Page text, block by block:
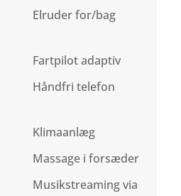
Elruder for/bag
Fartpilot adaptiv
Håndfri telefon
Klimaanlæg
Massage i forsæder
Musikstreaming via